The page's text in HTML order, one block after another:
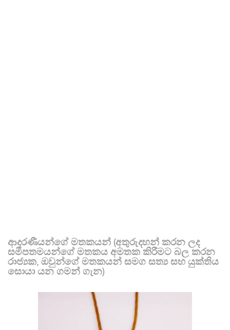
ආදරණීයන්ගේ මතකයන් (අතුරුදහන් කරන ලද
සමීපතමයන්ගේ මතකය අමතක කිරීමට බල කරන
රාජ්‍යක, ඔවුන්ගේ මතකයන් සමග සත්‍ය සහ යුක්තිය
සොයා යන ගමන් ගැන)